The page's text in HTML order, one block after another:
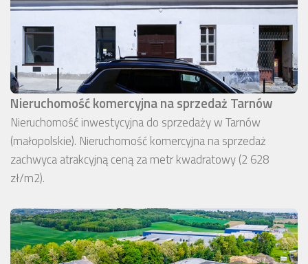
Nieruchomość komercyjna na sprzedaż Tarnów
Nieruchomość inwestycyjna do sprzedaży w Tarnów
(małopolskie). Nieruchomość komercyjna na sprzedaż
zachwyca atrakcyjną ceną za metr kwadratowy (2 628
zł/m2).